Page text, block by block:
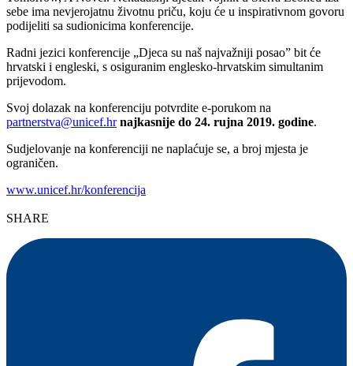
sebe ima nevjerojatnu životnu priču, koju će u inspirativnom govoru
podijeliti sa sudionicima konferencije.
Radni jezici konferencije „Djeca su naš najvažniji posao” bit će
hrvatski i engleski, s osiguranim englesko-hrvatskim simultanim
prijevodom.
Svoj dolazak na konferenciju potvrdite e-porukom na
partnerstva@unicef.hr najkasnije do 24. rujna 2019. godine.
Sudjelovanje na konferenciji ne naplaćuje se, a broj mjesta je
ograničen.
www.unicef.hr/konferencija
SHARE